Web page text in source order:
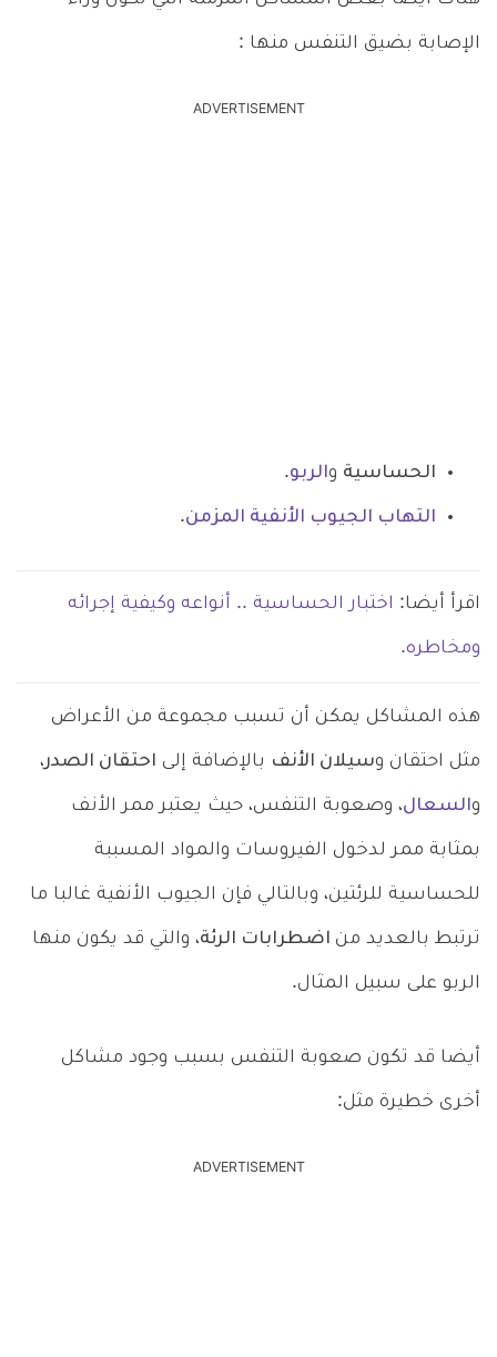
الإصابة بضيق التنفس منها :
ADVERTISEMENT
الحساسية والربو.
التهاب الجيوب الأنفية المزمن.
اقرأ أيضا: اختبار الحساسية .. أنواعه وكيفية إجرائه
ومخاطره.
هذه المشاكل يمكن أن تسبب مجموعة من الأعراض
مثل احتقان وسيلان الأنف بالإضافة إلى احتقان الصدر،
والسعال، وصعوبة التنفس، حيث يعتبر ممر الأنف
بمثابة ممر لدخول الفيروسات والمواد المسببة
للحساسية للرئتين، وبالتالي فإن الجيوب الأنفية غالبا ما
ترتبط بالعديد من اضطرابات الرئة، والتي قد يكون منها
الربو على سبيل المثال.
أيضا قد تكون صعوبة التنفس بسبب وجود مشاكل
أخرى خطيرة مثل:
ADVERTISEMENT